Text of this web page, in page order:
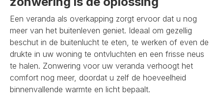
Een veranda als overkapping zorgt ervoor dat u nog
meer van het buitenleven geniet. Ideaal om gezellig
beschut in de buitenlucht te eten, te werken of even de
drukte in uw woning te ontvluchten en een frisse neus
te halen. Zonwering voor uw veranda verhoogt het
comfort nog meer, doordat u zelf de hoeveelheid
binnenvallende warmte en licht bepaalt.